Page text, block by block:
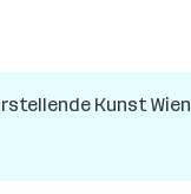
Kunst Wien